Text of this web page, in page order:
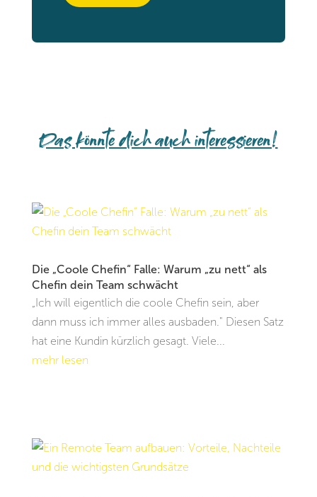
Das könnte dich auch interessieren!
Die „Coole Chefin“ Falle: Warum „zu nett“ als
Chefin dein Team schwächt
„Ich will eigentlich die coole Chefin sein, aber
dann muss ich immer alles ausbaden." Diesen Satz
hat eine Kundin kürzlich gesagt. Viele...
mehr lesen